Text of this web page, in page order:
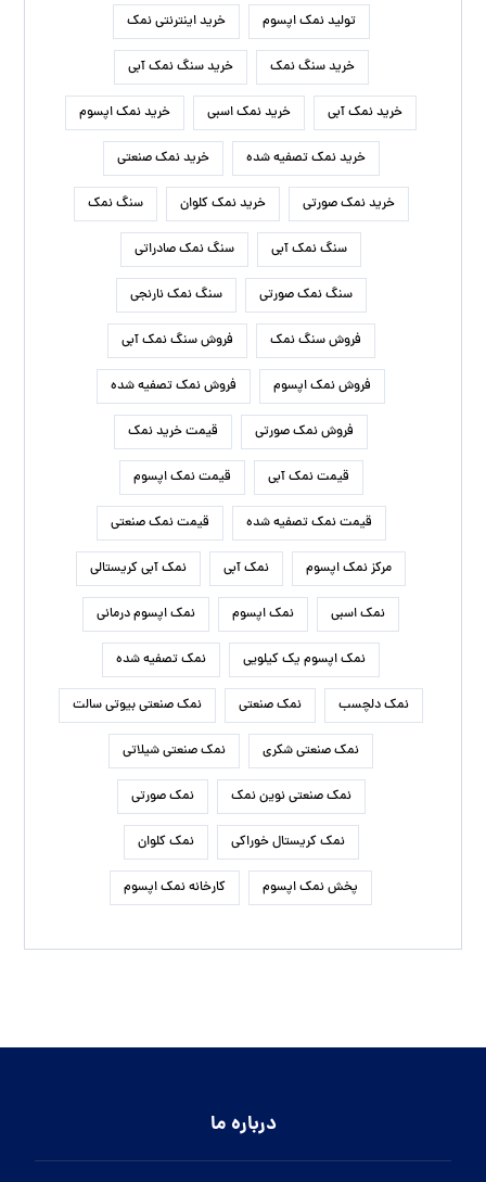
تولید نمک اپسوم خرید اینترنتی نمک
خرید سنگ نمک خرید سنگ نمک آبی
خرید نمک آبی خرید نمک اسبی خرید نمک اپسوم
خرید نمک تصفیه شده خرید نمک صنعتی
خرید نمک صورتی خرید نمک کلوان سنگ نمک
سنگ نمک آبی سنگ نمک صادراتی
سنگ نمک صورتی سنگ نمک نارنجی
فروش سنگ نمک فروش سنگ نمک آبی
فروش نمک اپسوم فروش نمک تصفیه شده
فروش نمک صورتی قیمت خرید نمک
قیمت نمک آبی قیمت نمک اپسوم
قیمت نمک تصفیه شده قیمت نمک صنعتی
مرکز نمک اپسوم نمک آبی نمک آبی کریستالی
نمک اسبی نمک اپسوم نمک اپسوم درمانی
نمک اپسوم یک کیلویی نمک تصفیه شده
نمک دلچسب نمک صنعتی نمک صنعتی بیوتی سالت
نمک صنعتی شکری نمک صنعتی شیلاتی
نمک صنعتی نوین نمک نمک صورتی
نمک کریستال خوراکی نمک کلوان
پخش نمک اپسوم کارخانه نمک اپسوم
درباره ما